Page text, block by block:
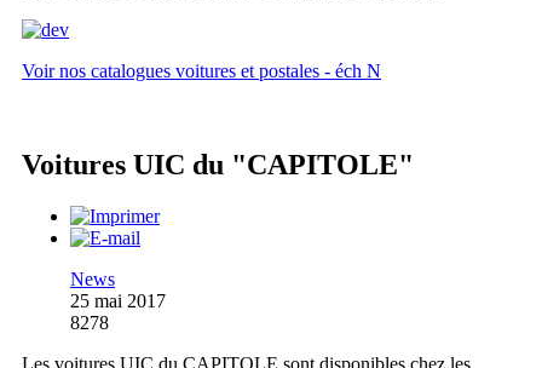
Voir nos catalogues voitures et postales - éch N
Voitures UIC du "CAPITOLE"
News
25 mai 2017
8278